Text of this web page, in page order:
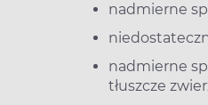
nadmierne
nadmierne
tłuszcze